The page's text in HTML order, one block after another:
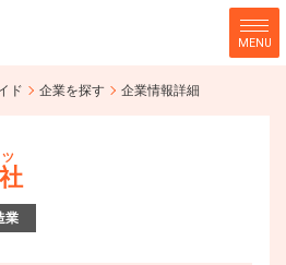
高校生のためのわかやま就職ガ
MENU
ド 企業を探す 企業情報詳細
業